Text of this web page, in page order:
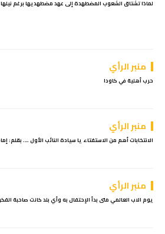
لماذا تشتاق الشعوب المضطهدة إلى عهد مضطهديها برغم نيلها
منبر الرأي
حرب أهلية في كاودا
منبر الرأي
الانتخابات أهم من الاستفتاء يا سيادة النائب الأول …. بقلم:
منبر الرأي
يوم الاب العالمي متى بدأ الإحتفال به وأي بلد كانت صاحبة